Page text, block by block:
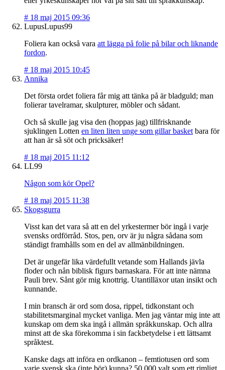
# 18 maj 2015 09:36
LupusLupus99
Foliera kan också vara att lägga på folie på bilar och liknande
fordon.
# 18 maj 2015 10:45
Annika
Det första ordet foliera får mig att tänka på är bladguld; man
folierar tavelramar, skulpturer, möbler och sådant.
Och så skulle jag visa den (hoppas jag) tillfrisknande
sjuklingen Lotten en liten liten unge som gillar basket bara för
att han är så söt och pricksäker!
# 18 maj 2015 11:12
LL99
Någon som kör Opel?
# 18 maj 2015 11:38
Skogsgurra
Visst kan det vara så att en del yrkestermer bör ingå i varje
svensks ordförråd. Stos, pen, orv är ju några sådana som
ständigt framhålls som en del av allmänbildningen.
Det är ungefär lika värdefullt vetande som Hallands jävla
floder och nån biblisk figurs barnaskara. För att inte nämna
Pauli brev. Sånt gör mig knottrig. Utantilläxor utan insikt och
kunnande.
I min bransch är ord som dosa, rippel, tidkonstant och
stabilitetsmarginal mycket vanliga. Men jag väntar mig inte att
kunskap om dem ska ingå i allmän språkkunskap. Och allra
minst att de ska förekomma i sin fackbetydelse i ett lättsamt
språktest.
Kanske dags att införa en ordkanon – femtiotusen ord som
varje svensk ska (inte bör) kunna? 50 000 valt som ett rimligt